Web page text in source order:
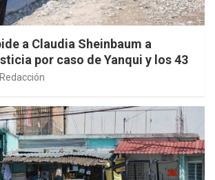
a Claudia Sheinbaum a
por caso de Yanqui y los 43
Redacción